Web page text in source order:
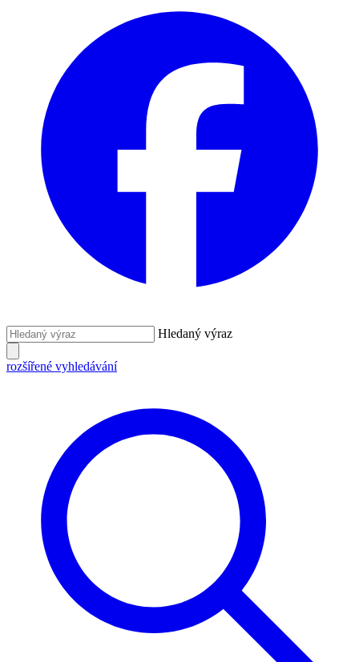
Hledaný výraz
rozšířené vyhledávání